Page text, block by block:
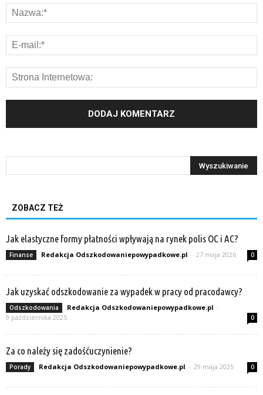
ZOBACZ TEŻ
Jak elastyczne formy płatności wpływają na rynek polis OC i AC?
Finanse Redakcja Odszkodowaniepowypadkowe.pl - 27 maja 2026 0
Jak uzyskać odszkodowanie za wypadek w pracy od pracodawcy?
Odszkodowania Redakcja Odszkodowaniepowypadkowe.pl -
9 października 2025
0
Za co należy się zadośćuczynienie?
Porady Redakcja Odszkodowaniepowypadkowe.pl - 29 maja 2025 0